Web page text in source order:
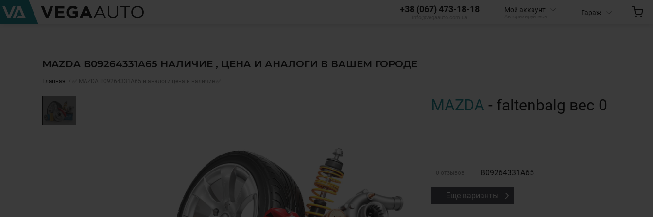
+38 (067) 473-18-18 Мой аккаунт Гараж
MAZDA B09264331A65 НАЛИЧИЕ , ЦЕНА И АНАЛОГИ В ВАШЕМ ГОРОДЕ
Главная ✅ MAZDA B09264331A65 и аналоги цена и наличие ✅
MAZDA - faltenbalg вес 0
0 отзывов B09264331A65
Еще варианты